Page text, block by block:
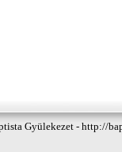
Gyülekezet - http://